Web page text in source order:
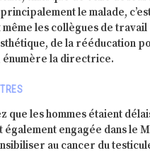
le malade,
même les collègues de
de la rééducation
énumère la directrice.
que les hommes étaient
également engagée dans le
au cancer du